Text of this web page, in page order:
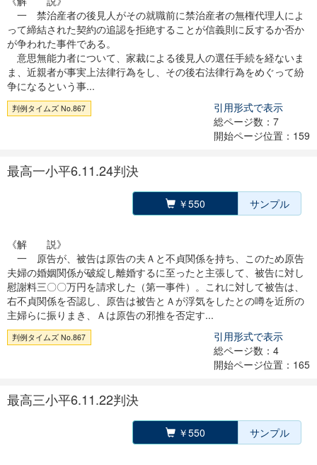
一 禁治産者の後見人がその就職前に禁治産者の無権代理人によ
って締結された契約の追認を拒絶することが信義則に反するか否か
が争われた事件である。
意思無能力者について、家裁による後見人の選任手続を経ないま
ま、近親者が事実上法律行為をし、その後右法律行為をめぐって紛
争になるという事...
判例タイムズ No.867
引用形式で表示
総ページ数：7
開始ページ位置：159
最高一小平6.11.24判決
￥550 サンプル
《解 説》
一 原告が、被告は原告の夫Ａと不貞関係を持ち、このため原告
夫婦の婚姻関係が破綻し離婚するに至ったと主張して、被告に対し
慰謝料三〇〇万円を請求した（第一事件）。これに対して被告は、
右不貞関係を否認し、原告は被告とＡが浮気をしたとの噂を近所の
主婦らに振りまき、Ａは原告の邪推を否定す...
判例タイムズ No.867
引用形式で表示
総ページ数：4
開始ページ位置：165
最高三小平6.11.22判決
￥550 サンプル